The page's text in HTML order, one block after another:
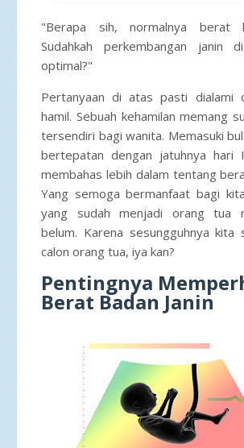
"Berapa sih, normalnya berat
Sudahkah perkembangan janin
optimal?"
Pertanyaan di atas pasti dialami
hamil. Sebuah kehamilan memang
tersendiri bagi wanita. Memasuki
bertepatan dengan jatuhnya hari
membahas lebih dalam tentang
Yang semoga bermanfaat bagi
yang sudah menjadi orang tua
belum. Karena sesungguhnya kita
calon orang tua, iya kan?
Pentingnya
Berat Badan Janin